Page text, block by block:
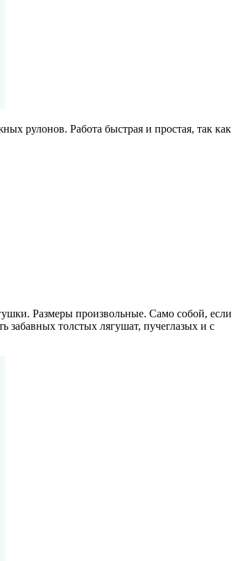
рулонов. Работа быстрая и простая, так как
Размеры произвольные. Само собой, если
толстых лягушат, пучеглазых и с